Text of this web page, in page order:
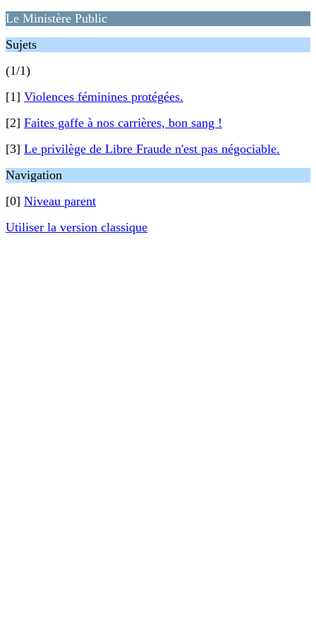
Le Ministère Public
Sujets
(1/1)
[1] Violences féminines protégées.
[2] Faites gaffe à nos carrières, bon sang !
[3] Le privilège de Libre Fraude n'est pas négociable.
Navigation
[0] Niveau parent
Utiliser la version classique